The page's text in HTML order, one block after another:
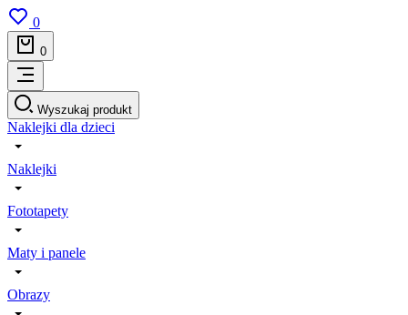
0
0
Wyszukaj produkt
Naklejki dla dzieci
Naklejki
Fototapety
Maty i panele
Obrazy